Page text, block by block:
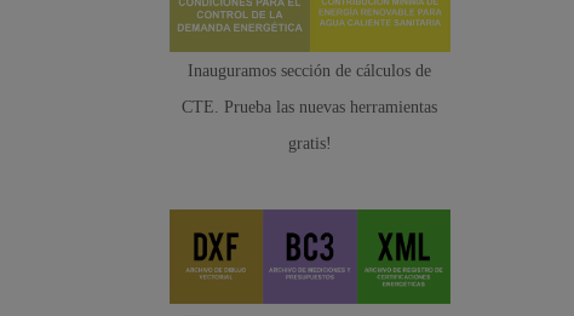
Inauguramos sección de cálculos de
CTE. Prueba las nuevas herramientas
gratis!